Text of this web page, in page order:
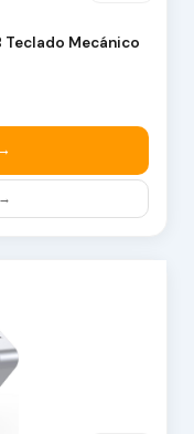
Teclado Mecánico